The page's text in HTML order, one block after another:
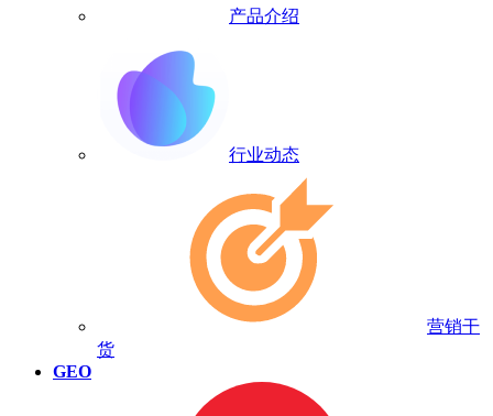
产品介绍
行业动态
营销干
货
GEO